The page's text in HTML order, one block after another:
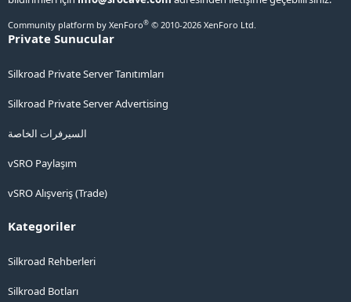
Community platform by XenForo® © 2010-2026 XenForo Ltd.
Private Sunucular
Silkroad Private Server Tanıtımları
Silkroad Private Server Advertising
السيرفرات الخاصة
vSRO Paylaşım
vSRO Alışveriş (Trade)
Kategoriler
Silkroad Rehberleri
Silkroad Botları